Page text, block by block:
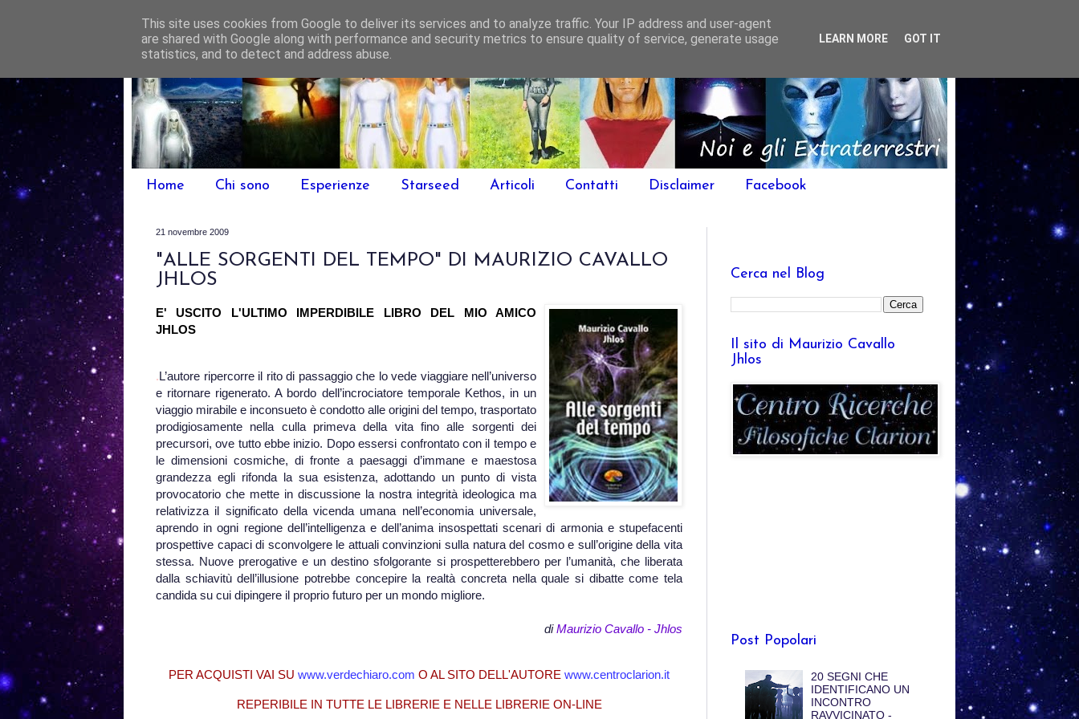
Home Chi sono Esperienze Starseed Articoli Contatti Disclaimer Facebook
21 novembre 2009
"ALLE SORGENTI DEL TEMPO" DI MAURIZIO CAVALLO
JHLOS
E' USCITO L'ULTIMO IMPERDIBILE LIBRO DEL MIO AMICO
JHLOS
.L’autore ripercorre il rito di passaggio che lo vede viaggiare nell’universo
e ritornare rigenerato. A bordo dell’incrociatore temporale Kethos, in un
viaggio mirabile e inconsueto è condotto alle origini del tempo, trasportato
prodigiosamente nella culla primeva della vita fino alle sorgenti dei
precursori, ove tutto ebbe inizio. Dopo essersi confrontato con il tempo e
le dimensioni cosmiche, di fronte a paesaggi d’immane e maestosa
grandezza egli rifonda la sua esistenza, adottando un punto di vista
provocatorio che mette in discussione la nostra integrità ideologica ma
relativizza il significato della vicenda umana nell’economia universale,
aprendo in ogni regione dell’intelligenza e dell’anima insospettati scenari di armonia e stupefacenti
prospettive capaci di sconvolgere le attuali convinzioni sulla natura del cosmo e sull’origine della vita
stessa. Nuove prerogative e un destino sfolgorante si prospetterebbero per l’umanità, che liberata
dalla schiavitù dell’illusione potrebbe concepire la realtà concreta nella quale si dibatte come tela
candida su cui dipingere il proprio futuro per un mondo migliore.
diMaurizio Cavallo - Jhlos
PER ACQUISTI VAI SU www.verdechiaro.com O AL SITO DELL'AUTORE www.centroclarion.it
REPERIBILE IN TUTTE LE LIBRERIE E NELLE LIBRERIE ON-LINE
Cerca nel Blog
Il sito di Maurizio Cavallo
Jhlos
Post Popolari
20 SEGNI CHE
IDENTIFICANO UN
INCONTRO
RAVVICINATO -
This site uses cookies from Google to deliver its services and to analyze traffic. Your IP address and user-agent
are shared with Google along with performance and security metrics to ensure quality of service, generate usage
statistics, and to detect and address abuse.
LEARN MORE GOT IT